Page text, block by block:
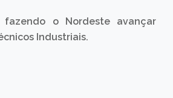
fazendo o Nordeste avançar
Industriais.